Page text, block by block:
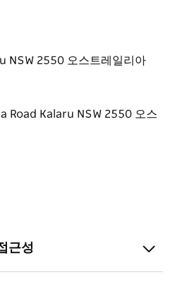
NSW 2550 오스트레일리아
근성